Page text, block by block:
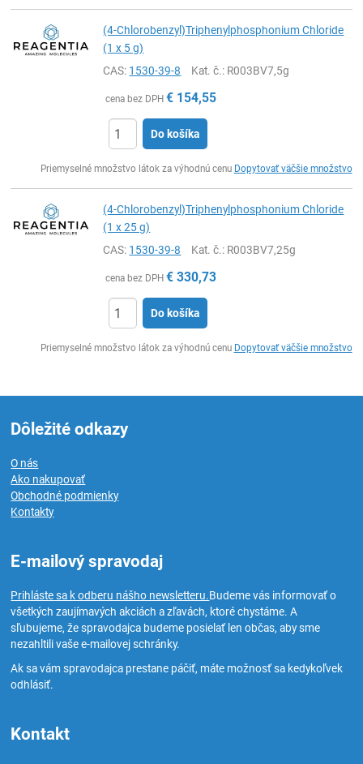
(4-Chlorobenzyl)Triphenylphosphonium Chloride
(1 x 5 g)
CAS: 1530-39-8 Kat. č.: R003BV7,5g
cena bez DPH € 154,55
Do košíka
Priemyselné množstvo látok za výhodnú cenu Dopytovať väčšie množstvo
(4-Chlorobenzyl)Triphenylphosphonium Chloride
(1 x 25 g)
CAS: 1530-39-8 Kat. č.: R003BV7,25g
cena bez DPH € 330,73
Do košíka
Priemyselné množstvo látok za výhodnú cenu Dopytovať väčšie množstvo
Dôležité odkazy
O nás
Ako nakupovať
Obchodné podmienky
Kontakty
E-mailový spravodaj
Prihláste sa k odberu nášho newsletteru.Budeme vás informovať o
všetkých zaujímavých akciách a zľavách, ktoré chystáme. A
sľubujeme, že spravodajca budeme posielať len občas, aby sme
nezahltili vaše e-mailovej schránky.
Ak sa vám spravodajca prestane páčiť, máte možnosť sa kedykoľvek
odhlásiť.
Kontakt